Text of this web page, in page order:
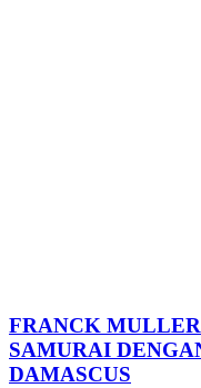
FRANCK
SAMURAI
DAMASCUS